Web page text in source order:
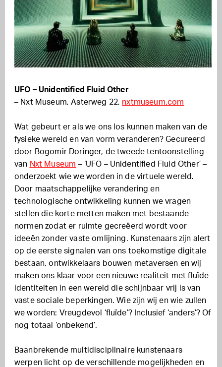
UFO – Unidentified Fluid Other
– Nxt Museum, Asterweg 22, nxtmuseum.com
Wat gebeurt er als we ons los kunnen maken van de
fysieke wereld en van vorm veranderen? Gecureerd
door Bogomir Doringer, de tweede tentoonstelling
van Nxt Museum – ‘UFO – Unidentified Fluid Other’ –
onderzoekt wie we worden in de virtuele wereld.
Door maatschappelijke verandering en
technologische ontwikkeling kunnen we vragen
stellen die korte metten maken met bestaande
normen zodat er ruimte gecreëerd wordt voor
ideeën zonder vaste omlijning. Kunstenaars zijn alert
op de eerste signalen van ons toekomstige digitale
bestaan, ontwikkelaars bouwen metaversen en wij
maken ons klaar voor een nieuwe realiteit met fluïde
identiteiten in een wereld die schijnbaar vrij is van
vaste sociale beperkingen. Wie zijn wij en wie zullen
we worden: Vreugdevol ‘fluïde’? Inclusief ‘anders’? Of
nog totaal ‘onbekend’.
Baanbrekende multidisciplinaire kunstenaars
werpen licht op de verschillende mogelijkheden en